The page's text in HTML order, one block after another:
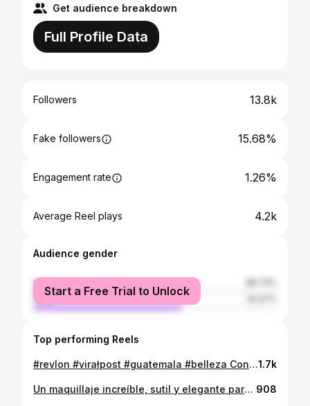
Get audience breakdown
Full Profile Data
Followers 13.8k
Fake followers 15.68%
Engagement rate 1.26%
Average Reel plays 4.2k
Audience gender
female
male
Start a Free Trial to Unlock
Top performing Reels
#revlon #virałpost #guatemala #belleza Con @revlonprofessional ME ATREVO A TODOOO!!!!!1.7k
Un maquillaje increíble, sutil y elegante para nuestra Reyna Nacional 👑🤍 #makeup #beauty #fyp #guatemala 908